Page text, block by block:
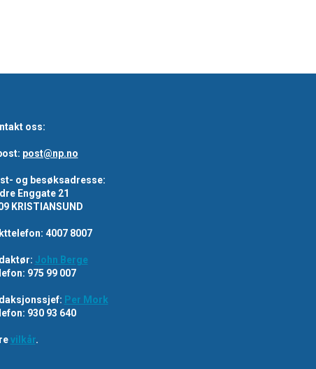
oss:
post@np.no
og besøksadresse:
Enggate 21
KRISTIANSUND
4007 8007
John Berge
975 99 007
Per Mork
930 93 640
vilkår.